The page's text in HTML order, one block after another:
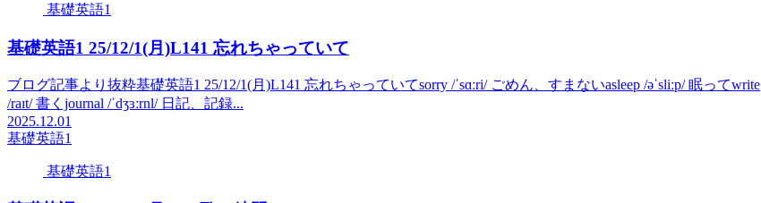
基礎英語1
基礎英語1 25/12/1(月)L141 忘れちゃっていて
ブログ記事より抜粋基礎英語1 25/12/1(月)L141 忘れちゃっていてsorry /ˈsɑːri/ ごめん、すまないasleep /əˈsliːp/ 眠ってwrite
/raɪt/ 書くjournal /ˈdʒɜːrnl/ 日記、記録...
2025.12.01
基礎英語1
基礎英語1